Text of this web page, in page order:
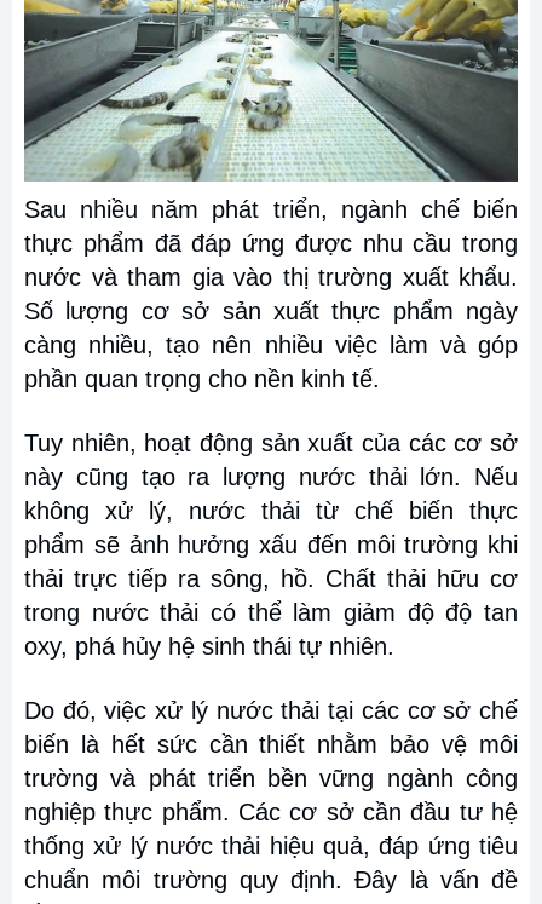
Sau nhiều năm phát triển, ngành chế biến
thực phẩm đã đáp ứng được nhu cầu trong
nước và tham gia vào thị trường xuất khẩu.
Số lượng cơ sở sản xuất thực phẩm ngày
càng nhiều, tạo nên nhiều việc làm và góp
phần quan trọng cho nền kinh tế.
Tuy nhiên, hoạt động sản xuất của các cơ sở
này cũng tạo ra lượng nước thải lớn. Nếu
không xử lý, nước thải từ chế biến thực
phẩm sẽ ảnh hưởng xấu đến môi trường khi
thải trực tiếp ra sông, hồ. Chất thải hữu cơ
trong nước thải có thể làm giảm độ độ tan
oxy, phá hủy hệ sinh thái tự nhiên.
Do đó, việc xử lý nước thải tại các cơ sở chế
biến là hết sức cần thiết nhằm bảo vệ môi
trường và phát triển bền vững ngành công
nghiệp thực phẩm. Các cơ sở cần đầu tư hệ
thống xử lý nước thải hiệu quả, đáp ứng tiêu
chuẩn môi trường quy định. Đây là vấn đề